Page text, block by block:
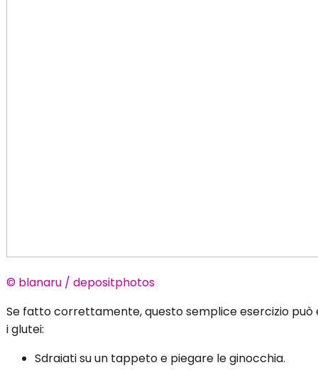
© blanaru / depositphotos
Se fatto correttamente, questo semplice esercizio
i glutei:
Sdraiati su un tappeto e piegare le ginocchia.